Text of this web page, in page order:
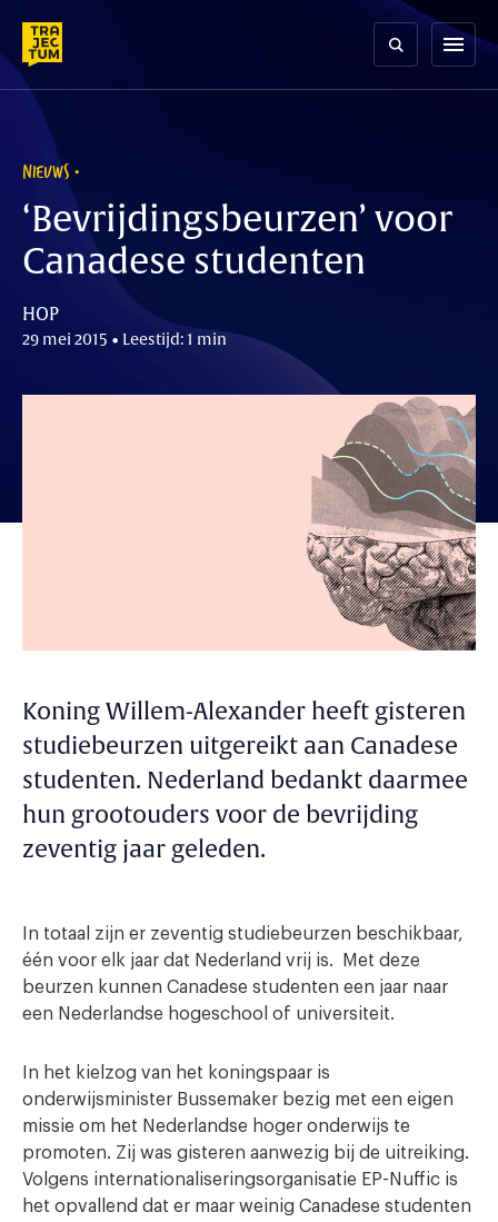
content
menu
NIEUWS
‘Bevrijdingsbeurzen’ voor
Canadese studenten
HOP
29 mei 2015 • Leestijd: 1 min
Koning Willem-Alexander heeft gisteren
studiebeurzen uitgereikt aan Canadese
studenten. Nederland bedankt daarmee
hun grootouders voor de bevrijding
zeventig jaar geleden.
In totaal zijn er zeventig studiebeurzen beschikbaar,
één voor elk jaar dat Nederland vrij is. Met deze
beurzen kunnen Canadese studenten een jaar naar
een Nederlandse hogeschool of universiteit.
In het kielzog van het koningspaar is
onderwijsminister Bussemaker bezig met een eigen
missie om het Nederlandse hoger onderwijs te
promoten. Zij was gisteren aanwezig bij de uitreiking.
Volgens internationaliseringsorganisatie EP-Nuffic is
het opvallend dat er maar weinig Canadese studenten